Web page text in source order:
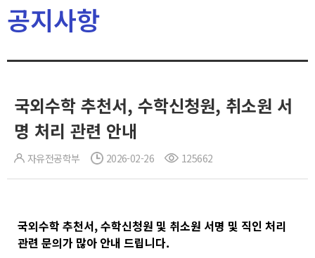
공지사항
국외수학 추천서, 수학신청원, 취소원 서
명 처리 관련 안내
자유전공학부 2026-02-26 125662
국외수학 추천서, 수학신청원 및 취소원 서명 및 직인 처리
관련 문의가 많아 안내 드립니다.